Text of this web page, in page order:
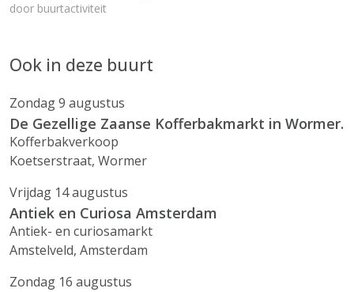
door buurtactiviteit
Ook in deze buurt
Zondag 9 augustus
De Gezellige Zaanse Kofferbakmarkt in Wormer.
Kofferbakverkoop
Koetserstraat, Wormer
Vrijdag 14 augustus
Antiek en Curiosa Amsterdam
Antiek- en curiosamarkt
Amstelveld, Amsterdam
Zondag 16 augustus